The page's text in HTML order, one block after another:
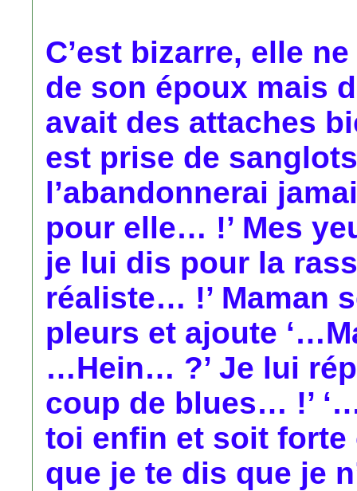
C’est bizarre, elle
de son époux mais
avait des attaches
est prise de
l’abandonnerai
pour elle… !’ Mes
je lui dis pour la
réaliste… !’ Maman
pleurs et ajoute
…Hein… ?’ Je lui
coup de blues… !’
toi enfin et soit
que je te dis que je